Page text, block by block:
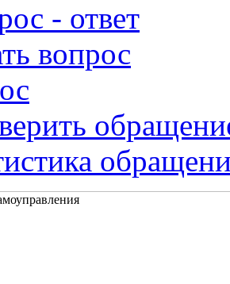
- ответ
вопрос